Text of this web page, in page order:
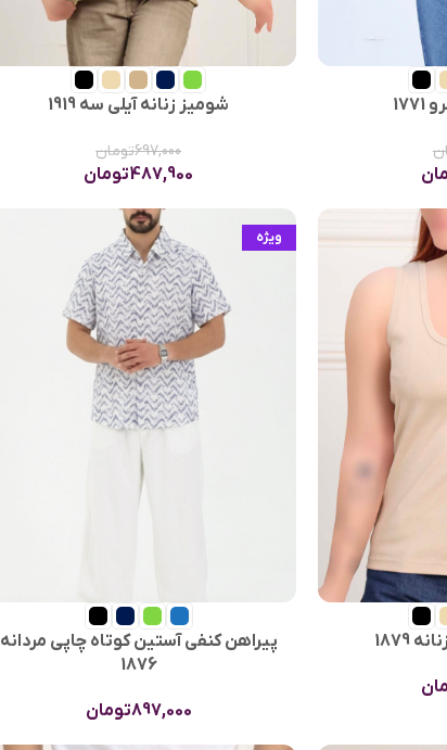
شومیز زنانه آیلی سه 1919
697,000تومان
487,900تومان
ویژه
پيراهن كنفی آستين كوتاه چاپی مردانه
1876
897,000تومان